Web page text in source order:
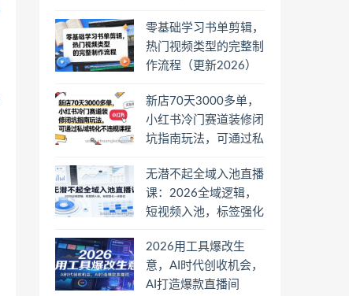
零基础学习书单剪辑，
热门视频类型的完整制
作流程（更新2026）
新店70天3000多单，
小红书冷门赛道装修闭
坑指南玩法，可通过私
无潜不起全域入池直播
课：2026全域逻辑，
短视频入池，标签强化
2026用工具爆改生
意，AI时代创收机会，
AI打造爆款直播间